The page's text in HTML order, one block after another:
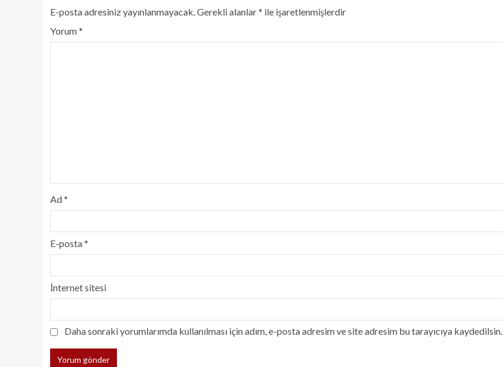
E-posta adresiniz yayınlanmayacak.Gerekli alanlar* ile işaretlenmişlerdir
Yorum*
Ad*
E-posta*
İnternet sitesi
Daha sonraki yorumlarımda kullanılması için adım, e-posta adresim ve site adresim bu tarayıcıya kaydedilsin.